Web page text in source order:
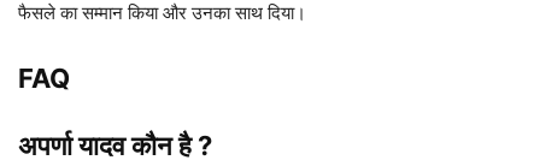
फैसले का सम्मान किया और उनका साथ दिया।
FAQ
अपर्णा यादवकौन है ?